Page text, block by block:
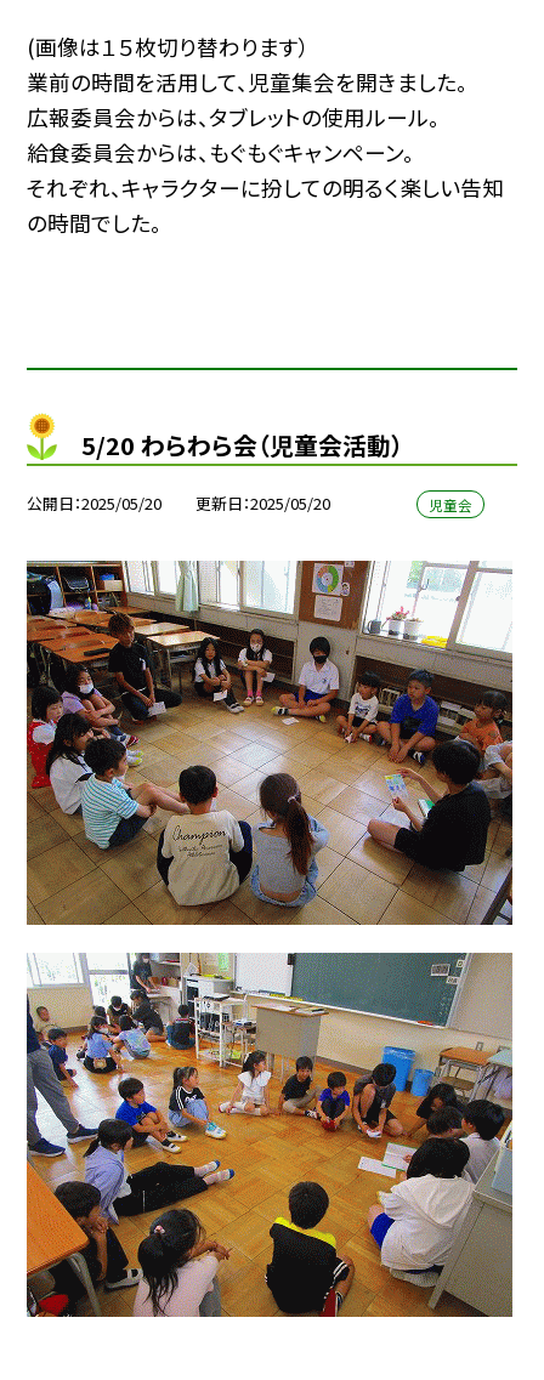
(画像は１５枚切り替わります）
業前の時間を活用して、児童集会を開きました。
広報委員会からは、タブレットの使用ルール。
給食委員会からは、もぐもぐキャンペーン。
それぞれ、キャラクターに扮しての明るく楽しい告知
の時間でした。
5/20 わらわら会（児童会活動）
公開日 2025/05/20 更新日 2025/05/20 児童会